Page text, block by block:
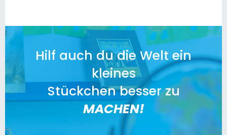
Hilf auch du die Welt ein
kleines
Stückchen besser zu
MACHEN!